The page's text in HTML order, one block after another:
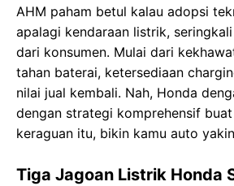
AHM paham betul kalau adopsi
apalagi kendaraan listrik,
dari konsumen. Mulai dari
tahan baterai, ketersediaan
nilai jual kembali. Nah, Honda
dengan strategi komprehensif
keraguan itu, bikin kamu auto
Tiga Jagoan Listrik Honda